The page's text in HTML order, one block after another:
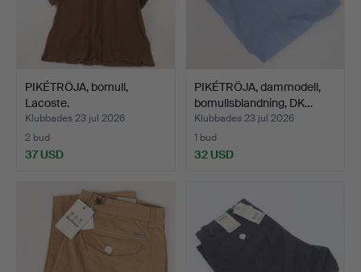
PIKÉTRÖJA, bomull,
Lacoste.
Klubbades 23 jul 2026
2 bud
37 USD
PIKÉTRÖJA, dammodell,
bomullsblandning, DK…
Klubbades 23 jul 2026
1 bud
32 USD